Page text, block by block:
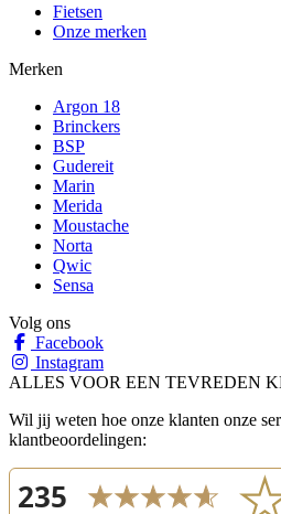
Fietsen
Onze merken
Merken
Argon 18
Brinckers
BSP
Gudereit
Marin
Merida
Moustache
Norta
Qwic
Sensa
Volg ons
Facebook
Instagram
ALLES VOOR EEN TEVREDEN
Wil jij weten hoe onze klanten onze
klantbeoordelingen: